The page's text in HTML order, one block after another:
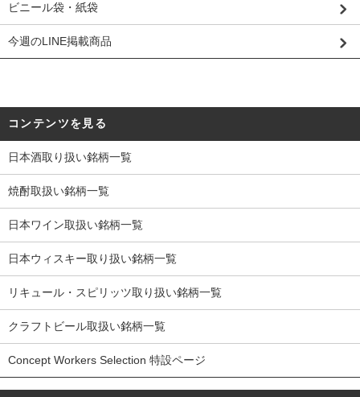
ビニール袋・紙袋
今週のLINE掲載商品
コンテンツを見る
日本酒取り扱い銘柄一覧
焼酎取扱い銘柄一覧
日本ワイン取扱い銘柄一覧
日本ウィスキー取り扱い銘柄一覧
リキュール・スピリッツ取り扱い銘柄一覧
クラフトビール取扱い銘柄一覧
Concept Workers Selection 特設ページ